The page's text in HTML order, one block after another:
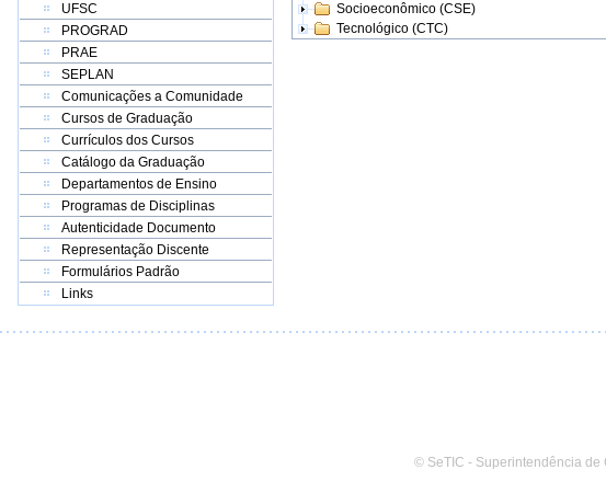
UFSC
PROGRAD
PRAE
SEPLAN
Comunicações a Comunidade
Cursos de Graduação
Currículos dos Cursos
Catálogo da Graduação
Departamentos de Ensino
Programas de Disciplinas
Autenticidade Documento
Representação Discente
Formulários Padrão
Links
Socioeconômico (CSE)
Tecnológico (CTC)
© SeTIC - Superintendência de